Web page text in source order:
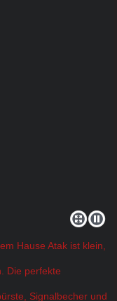
Hause Atak ist klein,
Die perfekte
Signalbecher und